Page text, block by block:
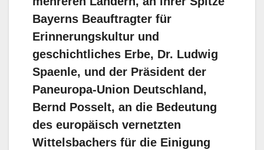
Bayerns Beauftragter für
Erinnerungskultur und
geschichtliches Erbe, Dr. Ludwig
Spaenle, und der Präsident der
Paneuropa-Union Deutschland,
Bernd Posselt, an die Bedeutung
des europäisch vernetzten
Wittelsbachers für die Einigung